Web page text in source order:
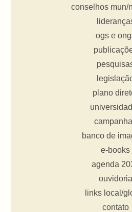
conselhos mun/
ogs e
plano
banco de
e-books
agenda
ouvidoria
links local/
contato